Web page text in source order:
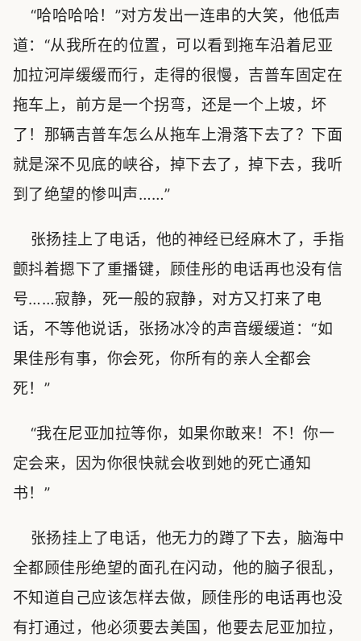
“哈哈哈哈！”对方发出一连串的大笑，他低声
道：“从我所在的位置，可以看到拖车沿着尼亚
加拉河岸缓缓而行，走得的很慢，吉普车固定在
拖车上，前方是一个拐弯，还是一个上坡，坏
了！那辆吉普车怎么从拖车上滑落下去了？下面
就是深不见底的峡谷，掉下去了，掉下去，我听
到了绝望的惨叫声……”
张扬挂上了电话，他的神经已经麻木了，手指
颤抖着摁下了重播键，顾佳彤的电话再也没有信
号……寂静，死一般的寂静，对方又打来了电
话，不等他说话，张扬冰冷的声音缓缓道：“如
果佳彤有事，你会死，你所有的亲人全都会
死！”
“我在尼亚加拉等你，如果你敢来！不！你一
定会来，因为你很快就会收到她的死亡通知
书！”
张扬挂上了电话，他无力的蹲了下去，脑海中
全都顾佳彤绝望的面孔在闪动，他的脑子很乱，
不知道自己应该怎样去做，顾佳彤的电话再也没
有打通过，他必须要去美国，他要去尼亚加拉，